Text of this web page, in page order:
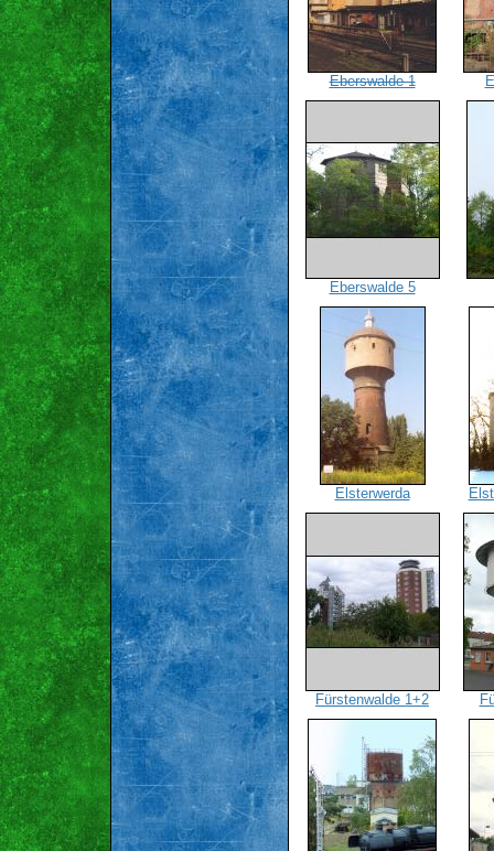
Eberswalde 1
Eberswalde 5
Elsterwerda
Fürstenwalde 1+2